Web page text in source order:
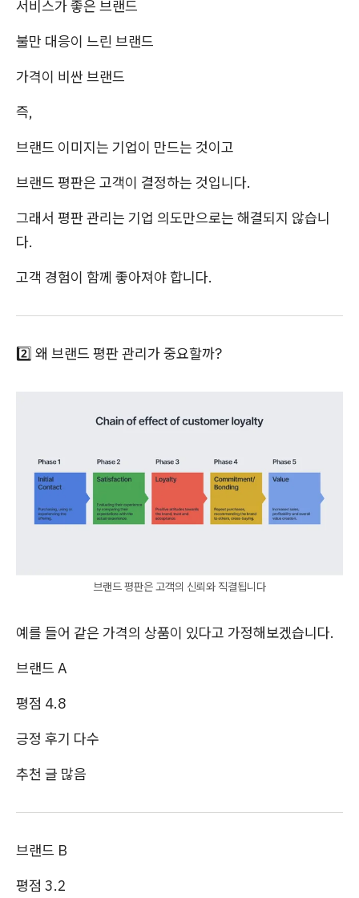
서비스가 좋은 브랜드
불만 대응이 느린 브랜드
가격이 비싼 브랜드
즉,
브랜드 이미지는 기업이 만드는 것이고
브랜드 평판은 고객이 결정하는 것입니다.
그래서 평판 관리는 기업 의도만으로는 해결되지 않습니
다.
고객 경험이 함께 좋아져야 합니다.
2️⃣ 왜 브랜드 평판 관리가 중요할까?
브랜드 평판은 고객의 신뢰와 직결됩니다
예를 들어 같은 가격의 상품이 있다고 가정해보겠습니다.
브랜드 A
평점 4.8
긍정 후기 다수
추천 글 많음
브랜드 B
평점 3.2